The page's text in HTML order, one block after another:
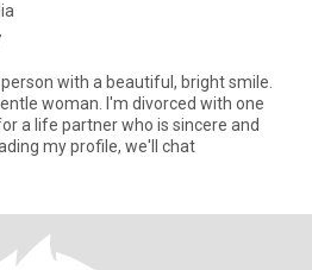
with a beautiful, bright smile.
woman. I'm divorced with one
a life partner who is sincere and
my profile, we'll chat